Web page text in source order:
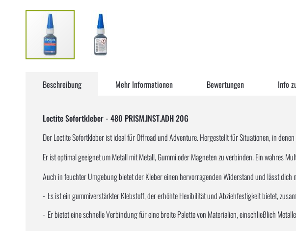
Beschreibung
Loctite Sofortkleber - 480 PRISM.INST.ADH 20G
Der Loctite Sofortkleber ist ideal für Offroad und Adventure. Hergestellt für Situationen, in
Er ist optimal geeignet um Metall mit Metall, Gummi oder Magneten zu verbinden. Ein wahres
Auch in feuchter Umgebung bietet der Kleber einen hervorragenden Widerstand und lässt
Es ist ein gummiverstärkter Klebstoff, der erhöhte Flexibilität und Abziehfestigkeit bietet,
Er bietet eine schnelle Verbindung für eine breite Palette von Materialien, einschließlich
Mehr Informationen Bewertungen Info